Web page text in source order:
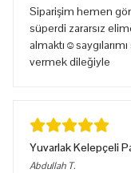
Siparişim hemen
süperdi zararsız
vermek dileğiyle
Yuvarlak Kelepçeli
Abdullah T.